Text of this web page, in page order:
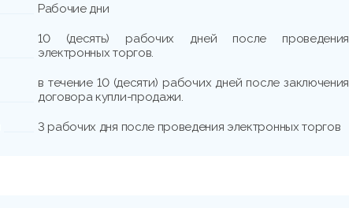
Рабочие дни
10 (десять) рабочих дней после проведения
электронных торгов.
в течение 10 (десяти) рабочих дней после заключения
договора купли-продажи.
3 рабочих дня после проведения электронных торгов